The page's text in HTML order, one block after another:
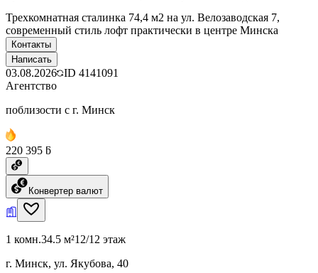
Трехкомнатная сталинка 74,4 м2 на ул. Велозаводская 7,
современный стиль лофт практически в центре Минска
Контакты
Написать
03.08.2026 ID 4141091
Агентство
поблизости с г. Минск
220 395 ƃ
Конвертер валют
1 комн.34.5 м²12/12 этаж
г. Минск, ул. Якубова, 40